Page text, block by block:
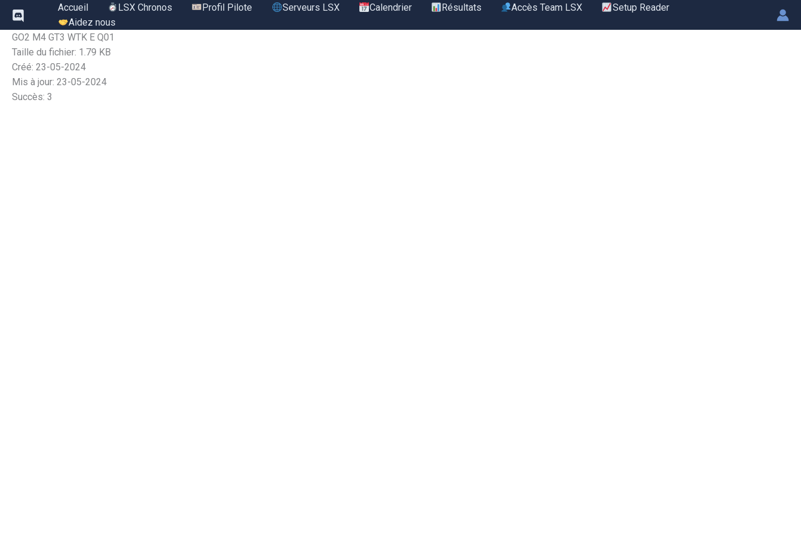
Aller
contenu
Accueil LSX Chronos Profil Pilote Serveurs LSX Calendrier Résultats Accès Team LSX
Setup Reader
Aidez nous
GO2 M4 GT3 WTK E Q01
Taille du fichier: 1.79 KB
Créé: 23-05-2024
Mis à jour: 23-05-2024
Succès: 3